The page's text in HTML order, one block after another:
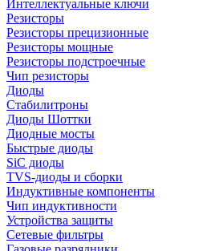
Интеллектуальные ключи
Резисторы
Резисторы прецизионные
Резисторы мощные
Резисторы подстроечные
Чип резисторы
Диоды
Стабилитроны
Диоды Шоттки
Диодные мосты
Быстрые диоды
SiC диоды
TVS-диоды и сборки
Индуктивные компоненты
Чип индуктивности
Устройства защиты
Сетевые фильтры